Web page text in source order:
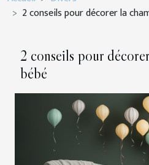
2 conseils pour décorer la
2 conseils pour
bébé